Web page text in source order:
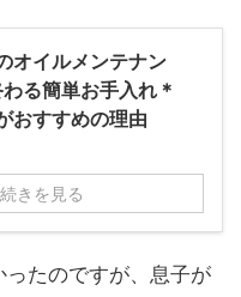
オイルメンテナン
る簡単お手入れ＊
おすすめの理由
続きを見る
たのですが、息子が